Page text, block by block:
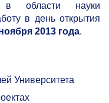
области науки
в день открытия
2013 года.
Университета